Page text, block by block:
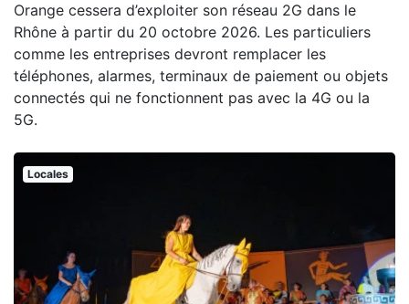
Orange cessera d’exploiter son réseau 2G dans le
Rhône à partir du 20 octobre 2026. Les particuliers
comme les entreprises devront remplacer les
téléphones, alarmes, terminaux de paiement ou objets
connectés qui ne fonctionnent pas avec la 4G ou la
5G.
Locales